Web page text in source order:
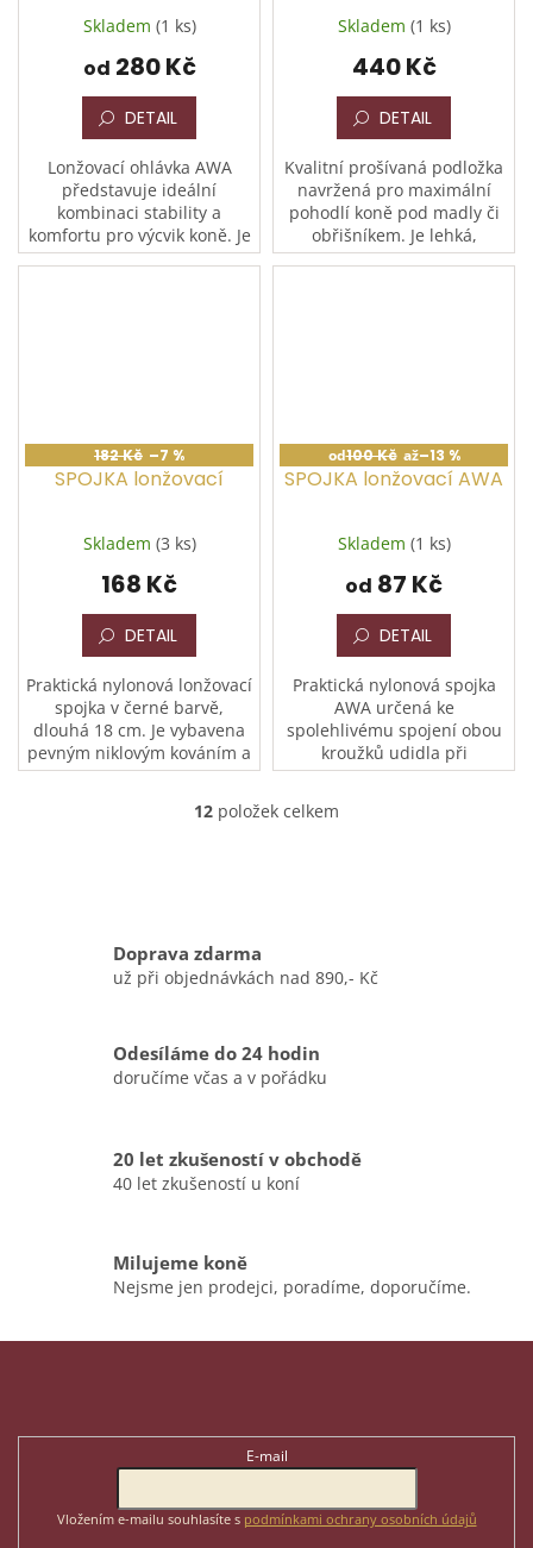
Skladem (1 ks)
od 280 Kč
DETAIL
Lonžovací ohlávka AWA
představuje ideální
kombinaci stability a
komfortu pro výcvik koně. Je
vyrobena z lehkého, ale
Skladem (1 ks)
440 Kč
DETAIL
Kvalitní prošívaná podložka
navržená pro maximální
pohodlí koně pod madly či
obřišníkem. Je lehká,
anatomicky tvarovaná a díky
182 Kč –7 %
SPOJKA lonžovací
Skladem (3 ks)
168 Kč
DETAIL
Praktická nylonová lonžovací
spojka v černé barvě,
dlouhá 18 cm. Je vybavena
pevným niklovým kováním a
otočným kroužkem
pohodlnému a bezpečnému
od100 Kč až–13 %
SPOJKA lonžovací AWA
Skladem (1 ks)
od 87 Kč
DETAIL
Praktická nylonová spojka
AWA určená ke
spolehlivému spojení obou
kroužků udidla při
lonžování. Je vybavena
karabinami a otočným
O
í
v
k
y
p
i
12 položek celkem
Doprava zdarma
už při objednávkách nad 890,- Kč
Odesíláme do 24 hodin
doručíme včas a v pořádku
20 let zkušeností v obchodě
40 let zkušeností u koní
Milujeme koně
Nejsme jen prodejci, poradíme, doporučíme.
E-mail
Vložením e-mailu souhlasíte s podmínkami ochrany osobních údajů